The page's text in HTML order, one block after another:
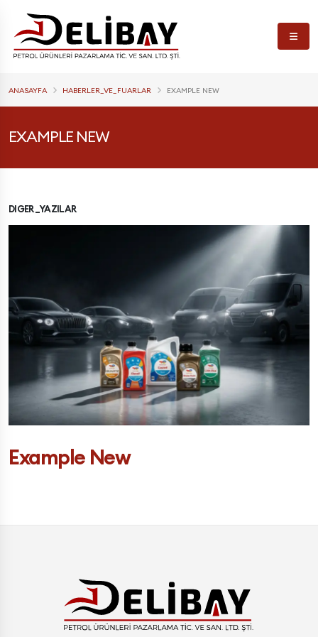
ANASAYFA HABERLER_VE_FUARLAR EXAMPLE NEW
EXAMPLE NEW
DIGER_YAZILAR
Example New